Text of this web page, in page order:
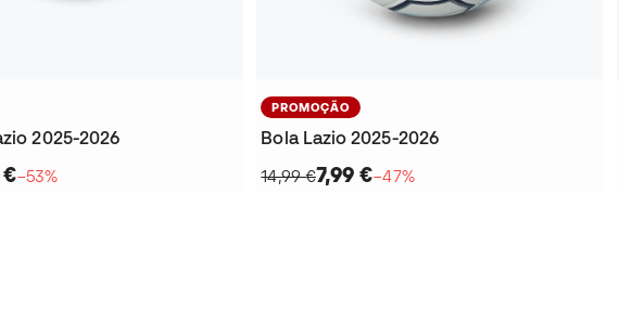
2025-2026
€−53%
PROMOÇÃO
Bola Lazio 2025-2026
14,99 €7,99 €−47%